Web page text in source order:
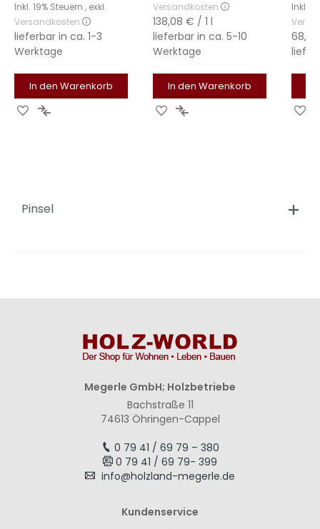
Inkl. 19% Steuern , exkl.
Versandkosten
lieferbar in ca. 1-3
Werktage
In den Warenkorb
Zur Zur
Versandkosten
138,08 € / 1 l
lieferbar in ca. 5-10
Werktage
In den Warenkorb
Zur Zur
Inkl.
68,51
Pinsel
Megerle GmbH; Holzbetriebe
Bachstraße 11
74613 Öhringen-Cappel
0 79 41 / 69 79 – 380
0 79 41 / 69 79- 399
info@holzland-megerle.de
Kundenservice